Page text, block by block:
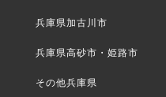
兵庫県加古川市
兵庫県高砂市・姫路市
その他兵庫県